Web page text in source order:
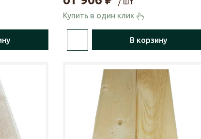
Купить в один клик
В корзину